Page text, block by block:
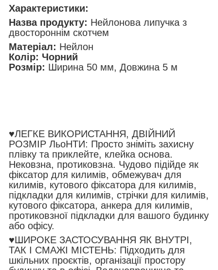
Характеристики:
Назва продукту: Нейлонова липучка з
двостороннім скотчем
Матеріал: Нейлон
Колір: Чорний
Розмір: Ширина 50 мм, Довжина 5 м
♥ЛЕГКЕ ВИКОРИСТАННЯ, ДВІЙНИЙ
РОЗМІР ЛьоНТИ: Просто зніміть захисну
плівку та приклейте, клейка основа.
Нековзна, протиковзна. Чудово підійде як
фіксатор для килимів, обмежувач для
килимів, кутового фіксатора для килимів,
підкладки для килимів, стрічки для килимів,
кутового фіксатора, анкера для килимів,
протиковзної підкладки для вашого будинку
або офісу.
♥ШИРОКЕ ЗАСТОСУВАННЯ ЯК ВНУТРІ,
ТАК І СМАЖІ МІСТЕНЬ: Підходить для
шкільних проєктів, організації простору